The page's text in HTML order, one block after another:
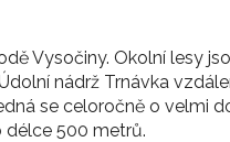
Vysočiny. Okolní lesy
nádrž Trnávka
se celoročně o velmi
délce 500 metrů.